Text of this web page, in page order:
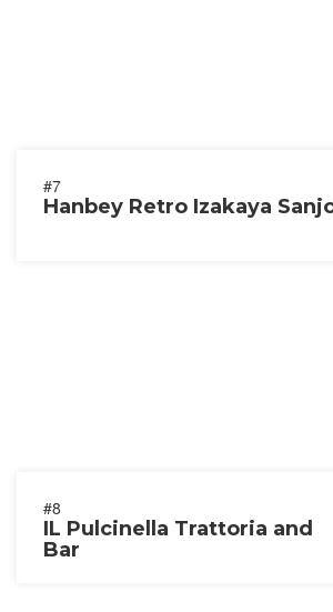
#7
Hanbey Retro Izakaya
#8
IL Pulcinella Trattoria and
Bar